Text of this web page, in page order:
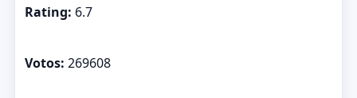
Rating: 6.7
Votos: 269608